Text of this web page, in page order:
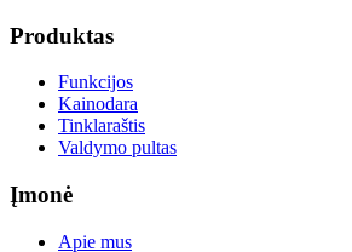
Produktas
Funkcijos
Kainodara
Tinklaraštis
Valdymo pultas
Įmonė
Apie mus